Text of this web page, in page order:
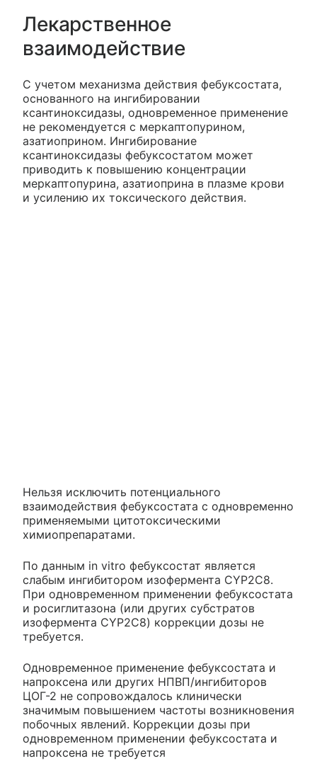
Лекарственное
взаимодействие
С учетом механизма действия фебуксостата,
основанного на ингибировании
ксантиноксидазы, одновременное применение
не рекомендуется с меркаптопурином,
азатиоприном. Ингибирование
ксантиноксидазы фебуксостатом может
приводить к повышению концентрации
меркаптопурина, азатиоприна в плазме крови
и усилению их токсического действия.
Нельзя исключить потенциального
взаимодействия фебуксостата с одновременно
применяемыми цитотоксическими
химиопрепаратами.
По данным in vitro фебуксостат является
слабым ингибитором изофермента CYP2C8.
При одновременном применении фебуксостата
и росиглитазона (или других субстратов
изофермента CYP2C8) коррекции дозы не
требуется.
Одновременное применение фебуксостата и
напроксена или других НПВП/ингибиторов
ЦОГ-2 не сопровождалось клинически
значимым повышением частоты возникновения
побочных явлений. Коррекции дозы при
одновременном применении фебуксостата и
напроксена не требуется